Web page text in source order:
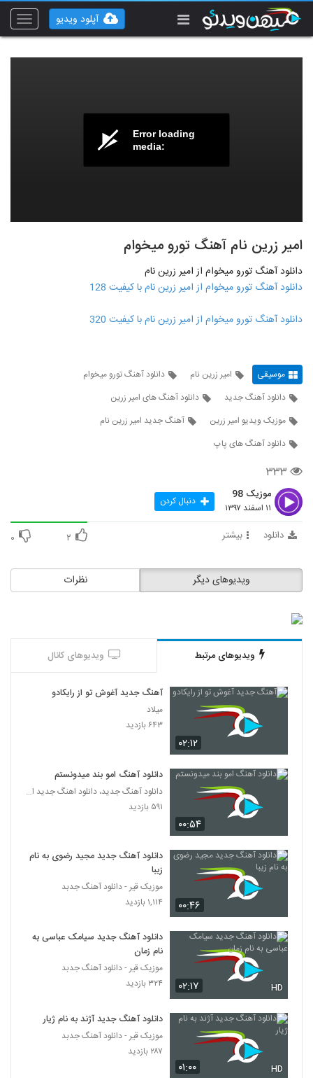
Toggle
آپلود ویدیو
Error loading
media:
امیر زرین نام آهنگ تورو میخوام
دانلود آهنگ تورو میخوام از امیر زرین نام
دانلود آهنگ تورو میخوام از امیر زرین نام با کیفیت 128
دانلود آهنگ تورو میخوام از امیر زرین نام با کیفیت 320
موسیقی امیر زرین نام
دانلود آهنگ تورو میخوام
دانلود آهنگ جدید
دانلود آهنگ های امیر زرین
موزیک ویدیو امیر زرین
آهنگ جدید امیر زرین نام
دانلود آهنگ های پاپ
۳۳۳
موزیک 98
۱۱ اسفند ۱۳۹۷ دنبال کردن
دانلود بیشتر ۲ ۰
نظرات ویدیوهای دیگر
ویدیوهای مرتبط ویدیوهای کانال
۰۲:۱۲
آهنگ جدید آغوش تو از رایکادو
میلاد
۶۴۳ بازدید
۰۰:۵۴
دانلود آهنگ امو بند میدونستم
دانلود آهنگ جدید، دانلود اهنگ جدید ایرانی
۵۹۱ بازدید
۰۰:۴۶
دانلود آهنگ جدید مجید رضوی به نام
زیبا
موزیک قیر - دانلود آهنگ جدبد
۱,۱۱۴ بازدید
۰۲:۱۷ HD
دانلود آهنگ جدید سیامک عباسی به
نام زمان
موزیک قیر - دانلود آهنگ جدبد
۳۲۴ بازدید
۰۱:۰۰ HD
دانلود آهنگ جدید آژند به نام ژیار
موزیک قیر - دانلود آهنگ جدبد
۲۸۷ بازدید